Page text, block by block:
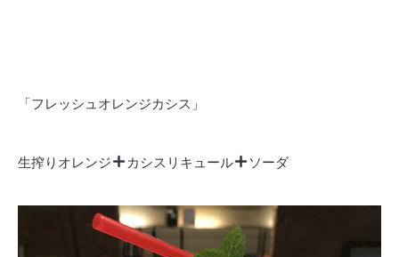
「フレッシュオレンジカシス」
生搾りオレンジ カシスリキュール ソーダ